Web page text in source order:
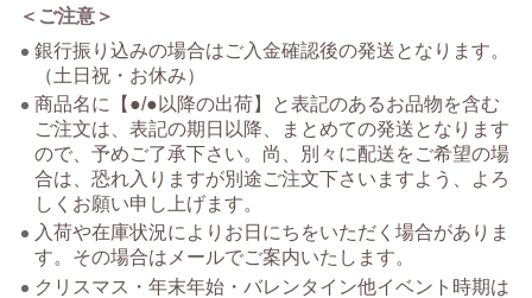
＜ご注意＞
銀行振り込みの場合はご入金確認後の発送となります。
（土日祝・お休み）
商品名に【●/●以降の出荷】と表記のあるお品物を含む
ご注文は、表記の期日以降、まとめての発送となります
ので、予めご了承下さい。尚、別々に配送をご希望の場
合は、恐れ入りますが別途ご注文下さいますよう、よろ
しくお願い申し上げます。
入荷や在庫状況によりお日にちをいただく場合がありま
す。その場合はメールでご案内いたします。
クリスマス・年末年始・バレンタイン他イベント時期は